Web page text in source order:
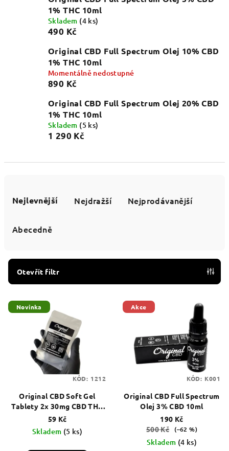
1% THC 10ml
Skladem (4 ks)
490 Kč
Original CBD Full Spectrum Olej 10% CBD
1% THC 10ml
Momentálně nedostupné
890 Kč
Original CBD Full Spectrum Olej 20% CBD
1% THC 10ml
Skladem (5 ks)
1 290 Kč
r
o
d
Nejlevnější Nejdražší Nejprodávanější
Abecedně
Otevřít filtr
V
ý
Novinka
Original CBD Soft Gel
Tablety 2x 30mg CBD THC
<0,2% 2ks
59 Kč
Skladem (5 ks)
KÓD: 1212
Akce
Original CBD Full Spectrum
Olej 3% CBD 10ml
190 Kč
500 Kč
(–62 %)
Skladem (4 ks)
KÓD: K001